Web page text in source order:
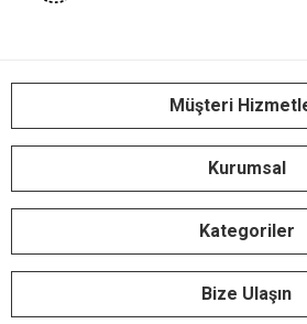
Müşteri
Kurumsal
Kategoriler
Bize Ulaşın